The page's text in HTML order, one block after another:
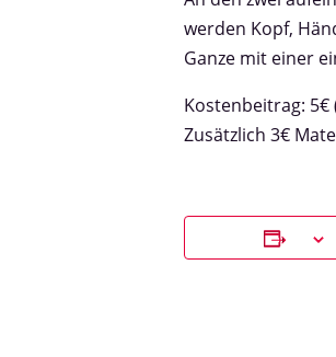
werden Kopf,
Ganze mit einer
Kostenbeitrag: 5€
Zusätzlich 3€